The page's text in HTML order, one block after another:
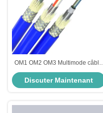
OM1 OM2 OM3 Multimode câble
blindé à fibre optique fonction
antipoussière
Discuter Maintenant